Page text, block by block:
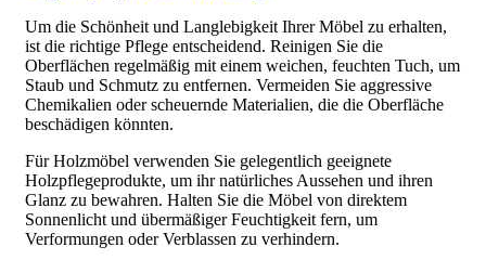
Um die Schönheit und Langlebigkeit Ihrer Möbel zu erhalten,
ist die richtige Pflege entscheidend. Reinigen Sie die
Oberflächen regelmäßig mit einem weichen, feuchten Tuch, um
Staub und Schmutz zu entfernen. Vermeiden Sie aggressive
Chemikalien oder scheuernde Materialien, die die Oberfläche
beschädigen könnten.
Für Holzmöbel verwenden Sie gelegentlich geeignete
Holzpflegeprodukte, um ihr natürliches Aussehen und ihren
Glanz zu bewahren. Halten Sie die Möbel von direktem
Sonnenlicht und übermäßiger Feuchtigkeit fern, um
Verformungen oder Verblassen zu verhindern.